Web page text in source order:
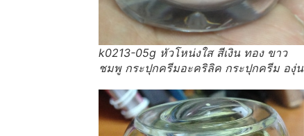
k0213-05g หัวโหน่งใส สีเงิน ทอง ขาว
ชมพู กระปุกครีมอะคริลิค กระปุกครีม องุ่น